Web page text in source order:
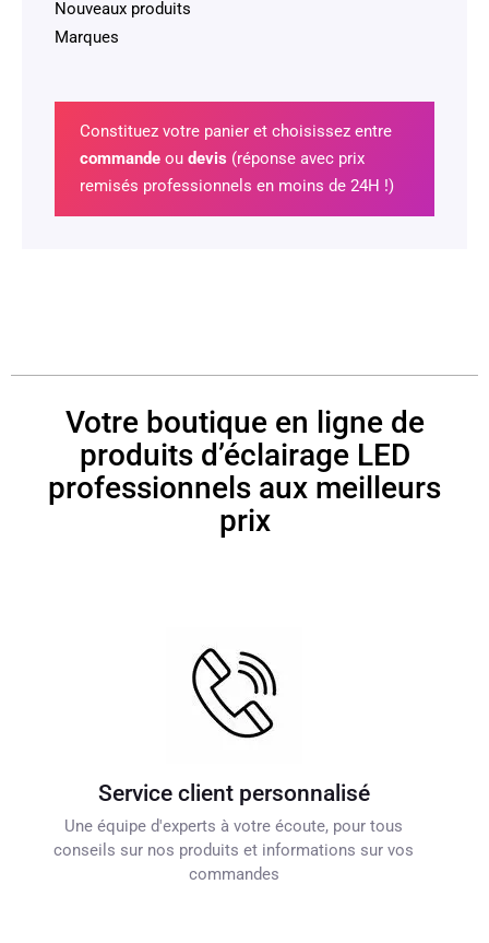
Nouveaux produits
Marques
Constituez votre panier et choisissez entre
commandeou devis (réponse avec prix
remisés professionnels en moins de 24H !)
Votre boutique en ligne de
produits d’éclairage LED
professionnels aux meilleurs
prix
Service client personnalisé
Une équipe d'experts à votre écoute, pour tous
conseils sur nos produits et informations sur vos
commandes